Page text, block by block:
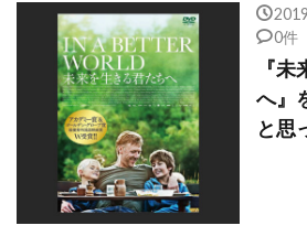
グスターボ・サンタオラヤ
グラント・クレイマー
グ
グレゴリー・オースターマン
グレゴリー・スポーレダー
グレゴリー・プロトキン
グレゴリー・ホブリット
0件
『
へ』
と思